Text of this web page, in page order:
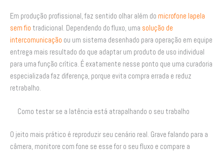
Em produção profissional, faz sentido olhar além do microfone lapela
sem fio tradicional. Dependendo do fluxo, uma solução de
intercomunicação ou um sistema desenhado para operação em equipe
entrega mais resultado do que adaptar um produto de uso individual
para uma função crítica. É exatamente nesse ponto que uma curadoria
especializada faz diferença, porque evita compra errada e reduz
retrabalho.
Como testar se a latência está atrapalhando o seu trabalho
O jeito mais prático é reproduzir seu cenário real. Grave falando para a
câmera, monitore com fone se esse for o seu fluxo e compare a